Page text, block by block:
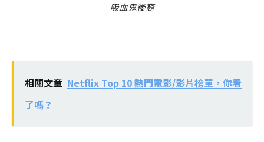
吸血鬼後裔
相關文章 Netflix Top 10 熱門電影/影片榜單，你看
了嗎？